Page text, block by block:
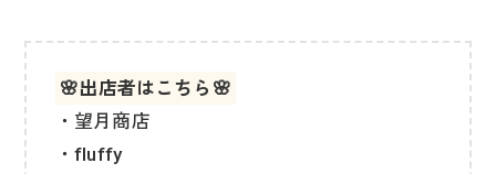
🌸出店者はこちら🌸
・望月商店
・fluffy